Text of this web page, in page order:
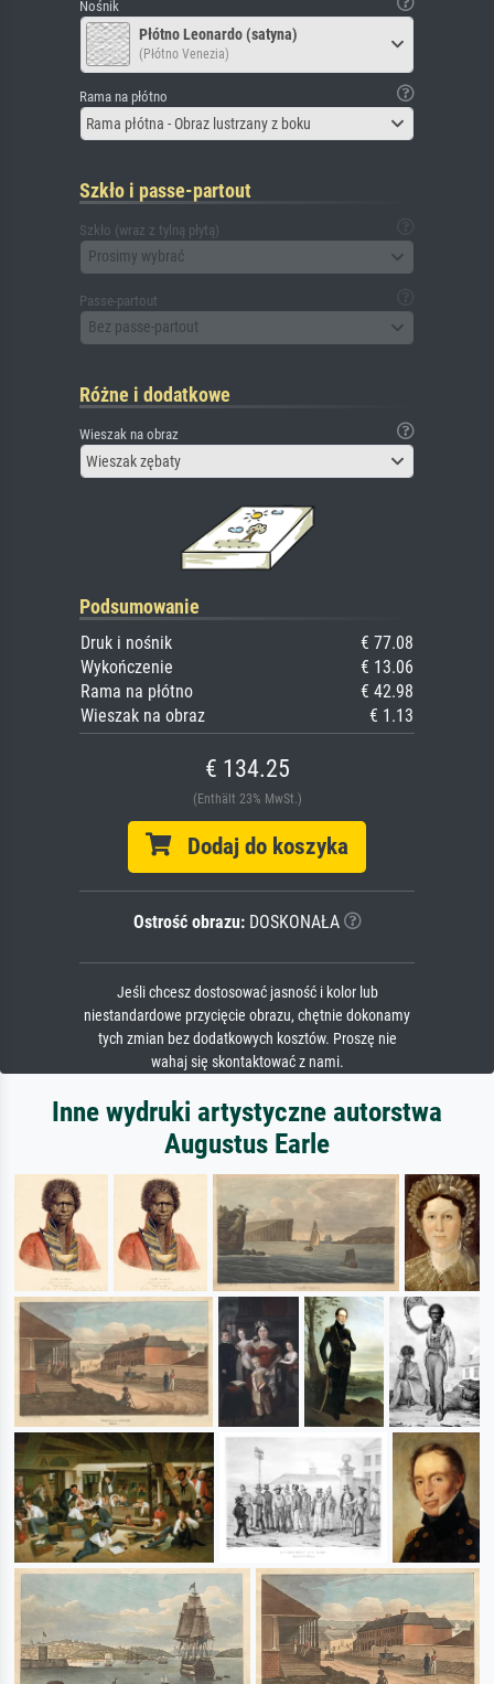
Nośnik
Płótno Leonardo (satyna)
(Płótno Venezia)
Rama na płótno
Rama płótna - Obraz lustrzany z boku
Szkło i passe-partout
Szkło (wraz z tylną płytą)
Prosimy wybrać
Passe-partout
Bez passe-partout
Różne i dodatkowe
Wieszak na obraz
Wieszak zębaty
Podsumowanie
Druk i nośnik
€ 77.08
Wykończenie
€ 13.06
Rama na płótno
€ 42.98
Wieszak na obraz
€ 1.13
€ 134.25
(Enthält 23% MwSt.)
Dodaj do koszyka
Ostrość obrazu:DOSKONAŁA
Jeśli chcesz dostosować jasność i kolor lub
niestandardowe przycięcie obrazu, chętnie dokonamy
tych zmian bez dodatkowych kosztów. Proszę nie
wahaj się skontaktować z nami.
Inne wydruki artystyczne autorstwa
Augustus Earle